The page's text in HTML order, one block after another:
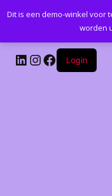
LinkedIn
Instagram
Facebook
Login
Dit is een demo-winkel
worden